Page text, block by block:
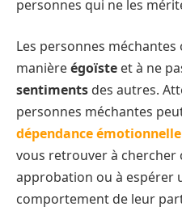
personnes qui ne les
Les personnes
manièreégoïste et à ne
sentiments des autres.
personnes méchantes
dépendance émotionnelle
vous retrouver à
approbation ou à espérer
comportement de leur